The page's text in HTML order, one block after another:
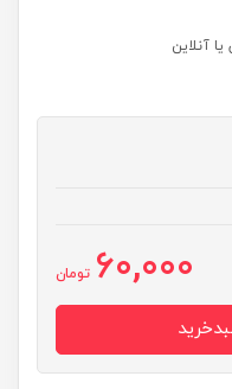
آنلاین
60,000 تومان